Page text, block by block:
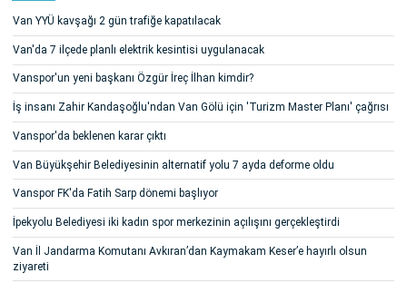
Van YYÜ kavşağı 2 gün trafiğe kapatılacak
Van'da 7 ilçede planlı elektrik kesintisi uygulanacak
Vanspor'un yeni başkanı Özgür İreç İlhan kimdir?
İş insanı Zahir Kandaşoğlu'ndan Van Gölü için 'Turizm Master Planı' çağrısı
Vanspor'da beklenen karar çıktı
Van Büyükşehir Belediyesinin alternatif yolu 7 ayda deforme oldu
Vanspor FK'da Fatih Sarp dönemi başlıyor
İpekyolu Belediyesi iki kadın spor merkezinin açılışını gerçekleştirdi
Van İl Jandarma Komutanı Avkıran’dan Kaymakam Keser’e hayırlı olsun
ziyareti